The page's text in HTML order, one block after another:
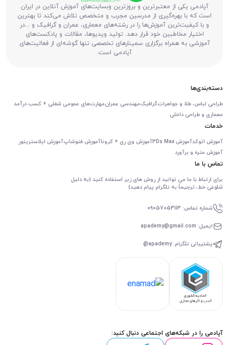
آپادمی یکی از معتبرترین و بروزترین وبسایت‌های آموزش آنلاین در ایران
است که با بهره‌گیری از مدرسین مجرب و متخصص تلاش می‌کند تا بهترین
و با کیفیت‌ترین آموزش‌ها را در رشته‌های معماری، عمران و گرافیک و ...در
اختیار مخاطبین خود قرار دهد. تولید ویدیوها، مقالات و پادکست‌های
آموزشی به همراه برگزاری سمینارهای تخصصی تنها گوشه‌ای از فعالیت‌های
آپادمی است.
دسته‌بندی‌ها
طراحی لباس، طلا و جواهراتگرافیکمهندسی عمرانمهارت‌های عمومی شغلی + کسب درآمد
معماری و طراحی داخلی
خدمات
آموزش اتوکدآموزش 3Ds Max آموزش وی ری + کروناآموزش فتوشاپآموزش ایلاستریتور
آموزش متره و برآورد
تماس با ما
برای ارتباط با ما می توانید از روش های زیر استفاده کنید (به دلیل
شلوغی خط، ترجیحاً به تلگرام پیام دهید)
شماره تماس: 09057053113
ایمیل: apademy@gmail.com
پشتیبانی تلگرام: apademy@
آپادمی را در شبکه‌های اجتماعی دنبال کنید: